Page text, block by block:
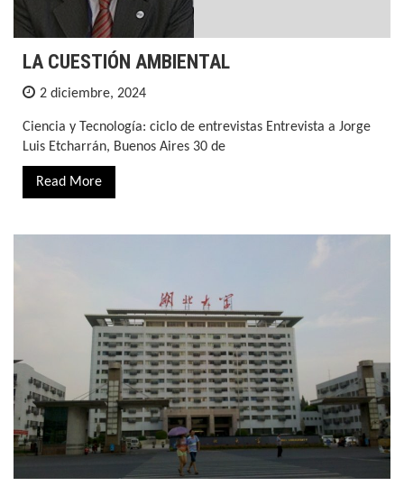
LA CUESTIÓN AMBIENTAL
2 diciembre, 2024
Ciencia y Tecnología: ciclo de entrevistas Entrevista a Jorge
Luis Etcharrán, Buenos Aires 30 de
Read More